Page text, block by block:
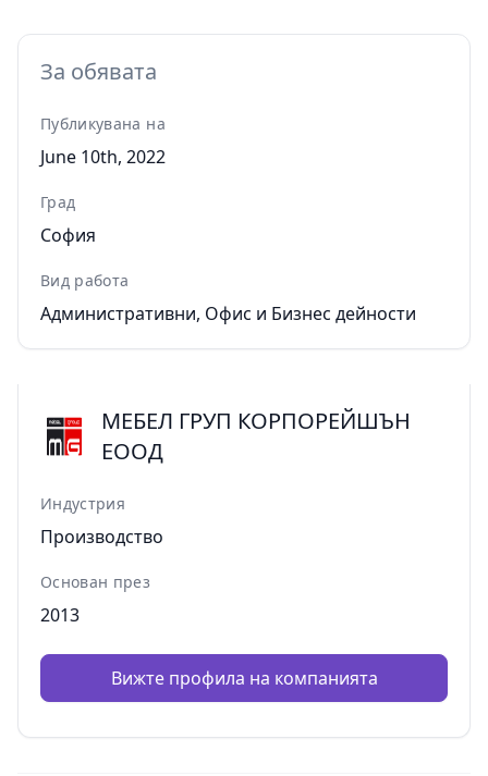
За обявата
Публикувана на
June 10th, 2022
Град
София
Вид работа
Административни, Офис и Бизнес дейности
МЕБЕЛ ГРУП КОРПОРЕЙШЪН
ЕООД
Индустрия
Производство
Основан през
2013
Вижте профила на компанията